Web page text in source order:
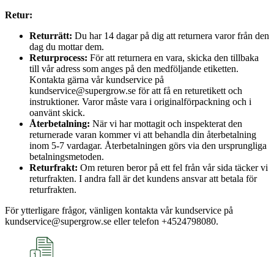
Retur:
Returrätt: Du har 14 dagar på dig att returnera varor från den
dag du mottar dem.
Returprocess: För att returnera en vara, skicka den tillbaka
till vår adress som anges på den medföljande etiketten.
Kontakta gärna vår kundservice på
kundservice@supergrow.se för att få en returetikett och
instruktioner. Varor måste vara i originalförpackning och i
oanvänt skick.
Återbetalning: När vi har mottagit och inspekterat den
returnerade varan kommer vi att behandla din återbetalning
inom 5-7 vardagar. Återbetalningen görs via den ursprungliga
betalningsmetoden.
Returfrakt: Om returen beror på ett fel från vår sida täcker vi
returfrakten. I andra fall är det kundens ansvar att betala för
returfrakten.
För ytterligare frågor, vänligen kontakta vår kundservice på
kundservice@supergrow.se eller telefon +4524798080.